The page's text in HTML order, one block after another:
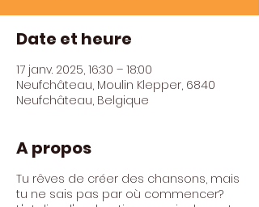
Date et heure
17 janv. 2025, 16:30 – 18:00
Neufchâteau, Moulin Klepper, 6840
Neufchâteau, Belgique
A propos
Tu rêves de créer des chansons, mais
tu ne sais pas par où commencer?